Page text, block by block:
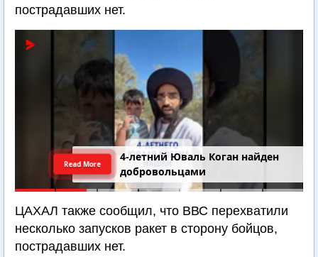
пострадавших нет.
4-летний Юваль Коган найден
добровольцами
Read More
ЦАХАЛ также сообщил, что ВВС перехватили
несколько запусков ракет в сторону бойцов,
пострадавших нет.